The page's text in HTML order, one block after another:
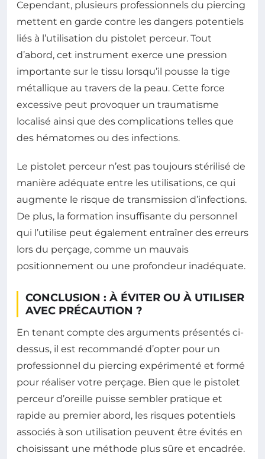
Cependant, plusieurs professionnels du piercing
mettent en garde contre les dangers potentiels
liés à l’utilisation du pistolet perceur. Tout
d’abord, cet instrument exerce une pression
importante sur le tissu lorsqu’il pousse la tige
métallique au travers de la peau. Cette force
excessive peut provoquer un traumatisme
localisé ainsi que des complications telles que
des hématomes ou des infections.
Le pistolet perceur n’est pas toujours stérilisé de
manière adéquate entre les utilisations, ce qui
augmente le risque de transmission d’infections.
De plus, la formation insuffisante du personnel
qui l’utilise peut également entraîner des erreurs
lors du perçage, comme un mauvais
positionnement ou une profondeur inadéquate.
CONCLUSION : À ÉVITER OU À UTILISER
AVEC PRÉCAUTION ?
En tenant compte des arguments présentés ci-
dessus, il est recommandé d’opter pour un
professionnel du piercing expérimenté et formé
pour réaliser votre perçage. Bien que le pistolet
perceur d’oreille puisse sembler pratique et
rapide au premier abord, les risques potentiels
associés à son utilisation peuvent être évités en
choisissant une méthode plus sûre et encadrée.